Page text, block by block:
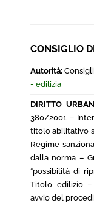
CONSIGLIO
Autorità:
- edilizia
DIRITTO
380/2001 –
titolo abilitativo
Regime
dalla norma –
“possibilità di
Titolo edilizio
avvio del